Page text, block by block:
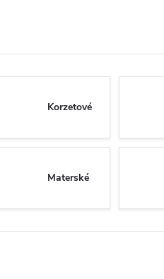
Korzetové
Materské